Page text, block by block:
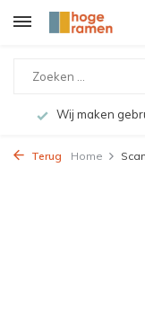
Wij maken
Terug Home